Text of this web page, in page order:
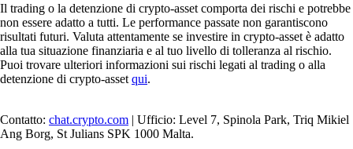
Il trading o la detenzione di crypto-asset comporta dei rischi e potrebbe
non essere adatto a tutti. Le performance passate non garantiscono
risultati futuri. Valuta attentamente se investire in crypto-asset è adatto
alla tua situazione finanziaria e al tuo livello di tolleranza al rischio.
Puoi trovare ulteriori informazioni sui rischi legati al trading o alla
detenzione di crypto-asset qui.
Contatto: chat.crypto.com | Ufficio: Level 7, Spinola Park, Triq Mikiel
Ang Borg, St Julians SPK 1000 Malta.